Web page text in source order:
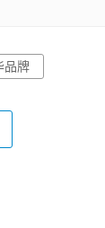
品牌